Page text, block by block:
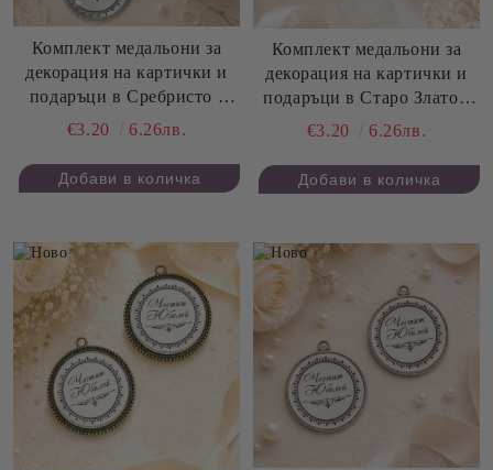
Комплект медальони за
декорация на картички и
подаръци в Сребристо -
Честит Имен Ден - 3,50 см
€3.20 6.26лв.
Комплект медальони за
декорация на картички и
подаръци в Старо Злато -
Честит Юбилей - 3,50 см -
€3.20 6.26лв.